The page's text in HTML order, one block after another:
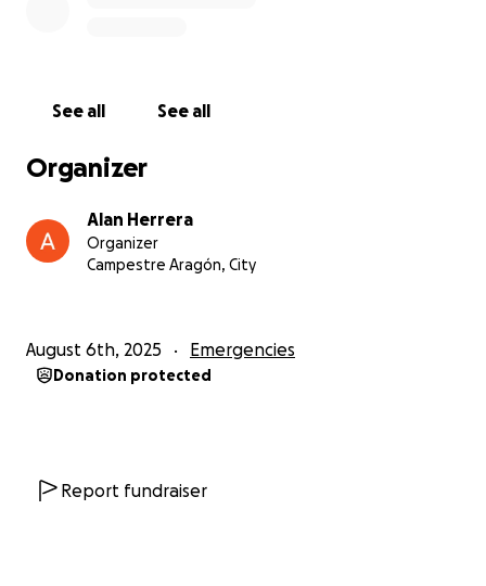
See all See all
Organizer
Alan Herrera
Organizer
Campestre Aragón, City
August 6th, 2025 Emergencies
Donation protected
Report fundraiser